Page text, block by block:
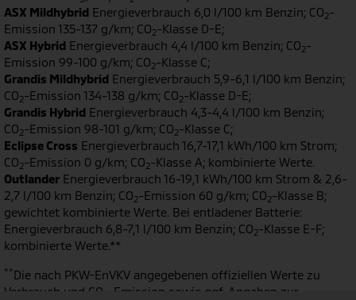
ASX Mildhybrid Energieverbrauch 6,0 l/100 km Benzin; CO2-
Emission 135-137 g/km; CO2-Klasse D-E;
ASX Hybrid Energieverbrauch 4,4 l/100 km Benzin; CO2-
Emission 99-100 g/km; CO2-Klasse C;
Grandis Mildhybrid Energieverbrauch 5,9-6,1 l/100 km Benzin;
CO2-Emission 134-138 g/km; CO2-Klasse D-E;
Grandis Hybrid Energieverbrauch 4,3-4,4 l/100 km Benzin;
CO2-Emission 98-101 g/km; CO2-Klasse C;
Eclipse Cross Energieverbrauch 16,7-17,1 kWh/100 km Strom;
CO2-Emission 0 g/km; CO2-Klasse A; kombinierte Werte.
Outlander Energieverbrauch 16-19,1 kWh/100 km Strom & 2,6-
2,7 l/100 km Benzin; CO2-Emission 60 g/km; CO2-Klasse B;
gewichtet kombinierte Werte. Bei entladener Batterie:
Energieverbrauch 6,8-7,1 l/100 km Benzin; CO2-Klasse E-F;
kombinierte Werte.**
**Die nach PKW-EnVKV angegebenen offiziellen Werte zu
Verbrauch und CO
-Emission sowie ggf. Angaben zur